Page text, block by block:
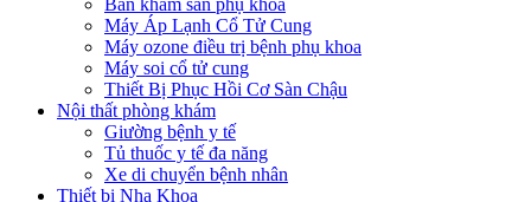
Máy Áp Lạnh Cổ Tử Cung
Máy ozone điều trị bệnh phụ khoa
Máy soi cổ tử cung
Thiết Bị Phục Hồi Cơ Sàn Chậu
Nội thất phòng khám
Giường bệnh y tế
Tủ thuốc y tế đa năng
Xe di chuyển bệnh nhân
Thiết bị Nha Khoa